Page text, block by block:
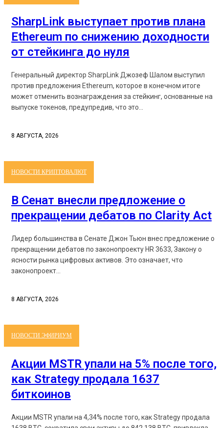
SharpLink выступает против плана
Ethereum по снижению доходности
от стейкинга до нуля
Генеральный директор SharpLink Джозеф Шалом выступил
против предложения Ethereum, которое в конечном итоге
может отменить вознаграждения за стейкинг, основанные на
выпуске токенов, предупредив, что это...
8 АВГУСТА, 2026
НОВОСТИ КРИПТОВАЛЮТ
В Сенат внесли предложение о
прекращении дебатов по Clarity Act
Лидер большинства в Сенате Джон Тьюн внес предложение о
прекращении дебатов по законопроекту HR 3633, Закону о
ясности рынка цифровых активов. Это означает, что
законопроект...
8 АВГУСТА, 2026
НОВОСТИ ЭФИРИУМ
Акции MSTR упали на 5% после того,
как Strategy продала 1637
биткоинов
Акции MSTR упали на 4,34% после того, как Strategy продала